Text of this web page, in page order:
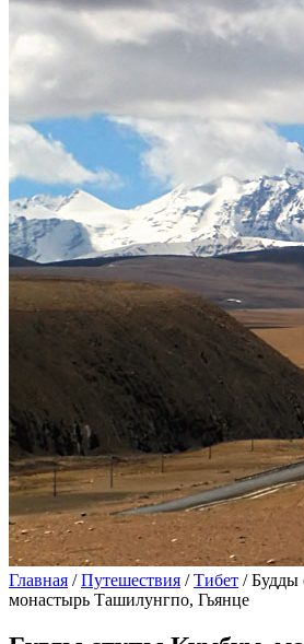
Главная /Путешествия /Тибет / Будды
монастырь Ташилунгпо, Гьянце